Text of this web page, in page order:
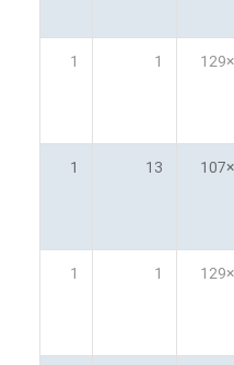
1
1
13
1
1
1